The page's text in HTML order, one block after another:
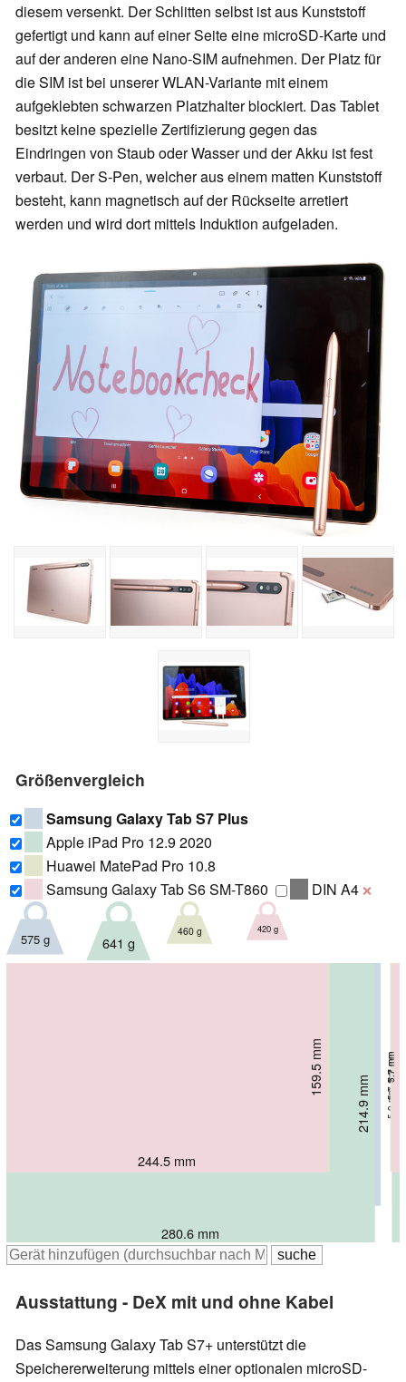
diesem versenkt. Der Schlitten selbst ist aus Kunststoff
gefertigt und kann auf einer Seite eine microSD-Karte und
auf der anderen eine Nano-SIM aufnehmen. Der Platz für
die SIM ist bei unserer WLAN-Variante mit einem
aufgeklebten schwarzen Platzhalter blockiert. Das Tablet
besitzt keine spezielle Zertifizierung gegen das
Eindringen von Staub oder Wasser und der Akku ist fest
verbaut. Der S-Pen, welcher aus einem matten Kunststoff
besteht, kann magnetisch auf der Rückseite arretiert
werden und wird dort mittels Induktion aufgeladen.
Größenvergleich
Samsung Galaxy Tab S7 Plus
Apple iPad Pro 12.9 2020
Huawei MatePad Pro 10.8
Samsung Galaxy Tab S6 SM-T860
DIN A4 ❌
185 mm 5.7 mm
575 g
280.6 mm
214.9 mm 5.9 mm
641 g
246 mm
159 mm 7.2 mm
460 g
244.5 mm
159.5 mm 5.7 mm
420 g
Ausstattung - DeX mit und ohne Kabel
Das Samsung Galaxy Tab S7+ unterstützt die
Speichererweiterung mittels einer optionalen microSD-